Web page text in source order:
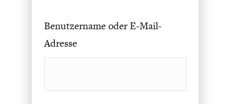
Benutzername oder E-Mail-
Adresse